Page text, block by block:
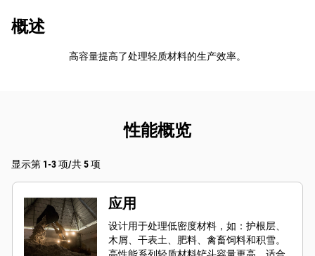
概述
高容量提高了处理轻质材料的生产效率。
性能概览
显示第 1-3 项/共 5 项
应用
设计用于处理低密度材料，如：护根层、
木屑、干表土、肥料、禽畜饲料和积雪。